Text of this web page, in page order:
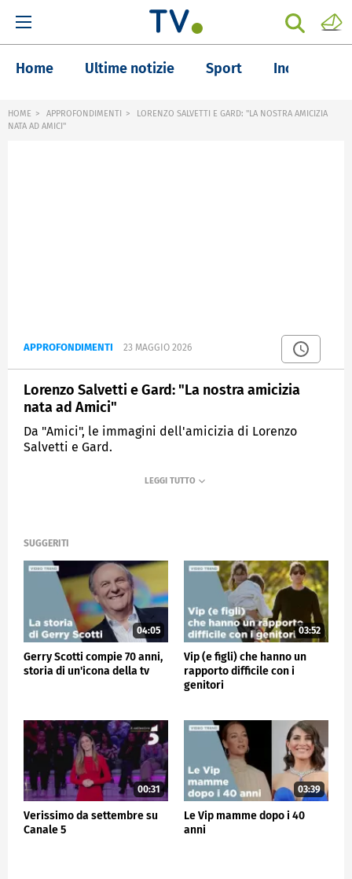
Home Ultime notizie Sport Inchieste
HOME APPROFONDIMENTI
LORENZO SALVETTI E GARD: "LA NOSTRA AMICIZIA
NATA AD AMICI"
APPROFONDIMENTI 23 MAGGIO 2026
Lorenzo Salvetti e Gard: "La nostra amicizia
nata ad Amici"
Da "Amici", le immagini dell'amicizia di Lorenzo
Salvetti e Gard.
VERISSIMO
SUGGERITI
04:05
Gerry Scotti compie 70 anni,
storia di un'icona della tv
03:52
Vip (e figli) che hanno un
rapporto difficile con i
genitori
00:31
Verissimo da settembre su
Canale 5
03:39
Le Vip mamme dopo i 40
anni